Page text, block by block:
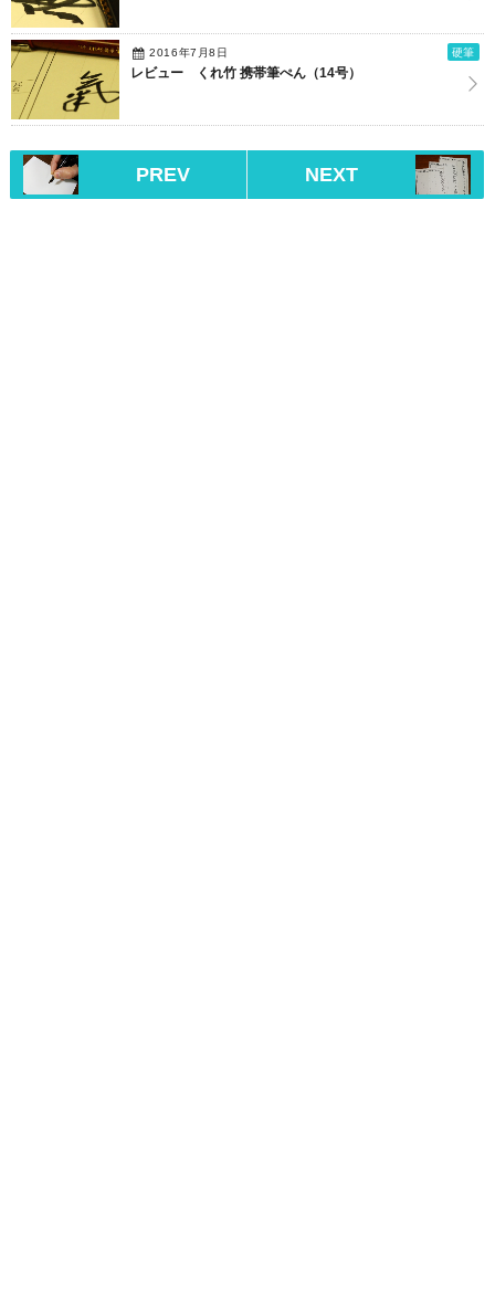
2016年7月8日 硬筆
レビュー くれ竹 携帯筆ぺん（14号）
PREV NEXT